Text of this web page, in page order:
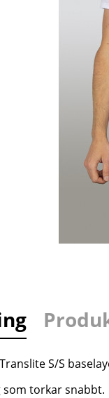
S/S
torkar snabbt.